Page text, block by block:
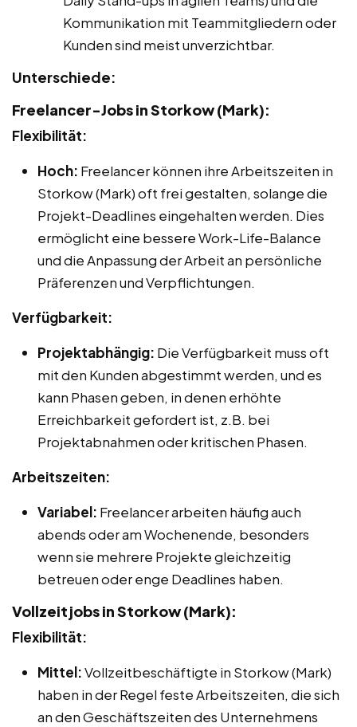
Kommunikation mit Teammitgliedern oder
Kunden sind meist unverzichtbar.
Unterschiede:
Freelancer-Jobs in Storkow (Mark):
Flexibilität:
Hoch: Freelancer können ihre Arbeitszeiten in
Storkow (Mark) oft frei gestalten, solange die
Projekt-Deadlines eingehalten werden. Dies
ermöglicht eine bessere Work-Life-Balance
und die Anpassung der Arbeit an persönliche
Präferenzen und Verpflichtungen.
Verfügbarkeit:
Projektabhängig: Die Verfügbarkeit muss oft
mit den Kunden abgestimmt werden, und es
kann Phasen geben, in denen erhöhte
Erreichbarkeit gefordert ist, z.B. bei
Projektabnahmen oder kritischen Phasen.
Arbeitszeiten:
Variabel: Freelancer arbeiten häufig auch
abends oder am Wochenende, besonders
wenn sie mehrere Projekte gleichzeitig
betreuen oder enge Deadlines haben.
Vollzeitjobs in Storkow (Mark):
Flexibilität:
Mittel:Vollzeitbeschäftigte in Storkow (Mark)
haben in der Regel feste Arbeitszeiten, die sich
an den Geschäftszeiten des Unternehmens